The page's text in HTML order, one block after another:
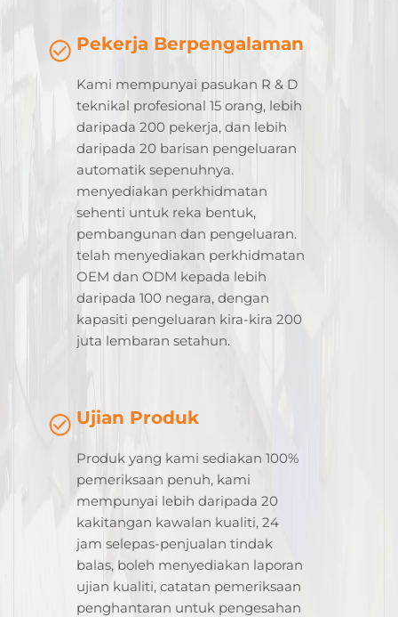
Pekerja Berpengalaman
Kami mempunyai pasukan R & D
teknikal profesional 15 orang, lebih
daripada 200 pekerja, dan lebih
daripada 20 barisan pengeluaran
automatik sepenuhnya.
menyediakan perkhidmatan
sehenti untuk reka bentuk,
pembangunan dan pengeluaran.
telah menyediakan perkhidmatan
OEM dan ODM kepada lebih
daripada 100 negara, dengan
kapasiti pengeluaran kira-kira 200
juta lembaran setahun.
Ujian Produk
Produk yang kami sediakan 100%
pemeriksaan penuh, kami
mempunyai lebih daripada 20
kakitangan kawalan kualiti, 24
jam selepas-penjualan tindak
balas, boleh menyediakan laporan
ujian kualiti, catatan pemeriksaan
penghantaran untuk pengesahan